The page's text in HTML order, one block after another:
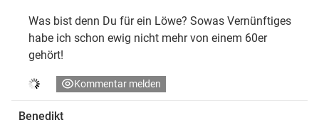
Was bist denn Du für ein Löwe? Sowas Vernünftiges
habe ich schon ewig nicht mehr von einem 60er
gehört!
Kommentar melden
Benedikt